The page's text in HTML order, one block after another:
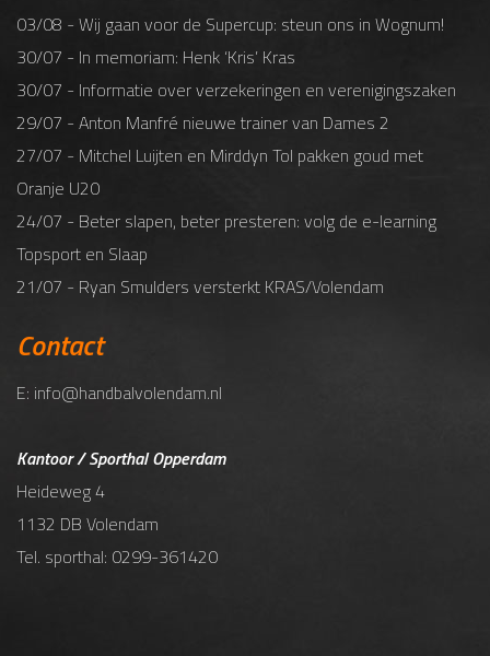
03/08 - Wij gaan voor de Supercup: steun ons in Wognum!
30/07 - In memoriam: Henk ‘Kris’ Kras
30/07 - Informatie over verzekeringen en verenigingszaken
29/07 - Anton Manfré nieuwe trainer van Dames 2
27/07 - Mitchel Luijten en Mirddyn Tol pakken goud met
Oranje U20
24/07 - Beter slapen, beter presteren: volg de e-learning
Topsport en Slaap
21/07 - Ryan Smulders versterkt KRAS/Volendam
Contact
E: info@handbalvolendam.nl
Kantoor / Sporthal Opperdam
Heideweg 4
1132 DB Volendam
Tel. sporthal: 0299-361420